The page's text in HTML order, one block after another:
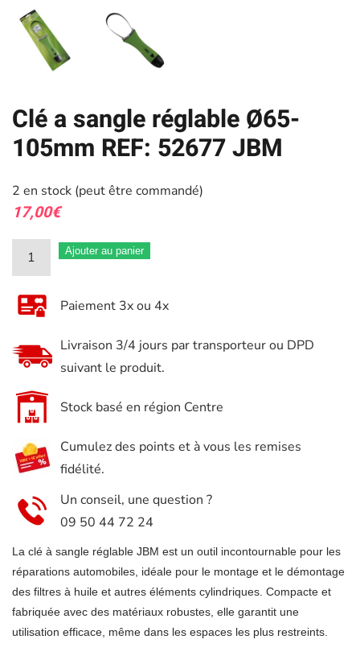
Clé a sangle réglable Ø65-
105mm REF: 52677 JBM
2 en stock (peut être commandé)
17,00€
quantité
de
Clé
réglable
105mm
52677
JBM
Ajouter au panier
Paiement 3x ou 4x
Livraison 3/4 jours par transporteur ou DPD
suivant le produit.
Stock basé en région Centre
Cumulez des points et à vous les remises
fidélité.
Un conseil, une question ?
09 50 44 72 24
La clé à sangle réglable JBM est un outil incontournable pour les
réparations automobiles, idéale pour le montage et le démontage
des filtres à huile et autres éléments cylindriques. Compacte et
fabriquée avec des matériaux robustes, elle garantit une
utilisation efficace, même dans les espaces les plus restreints.